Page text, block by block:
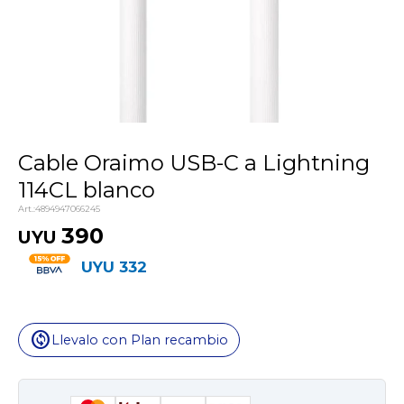
Cable Oraimo USB-C a Lightning
114CL blanco
4894947066245
UYU 390
UYU 332
change_circleLlevalo con Plan recambio